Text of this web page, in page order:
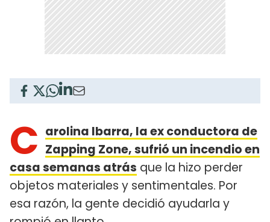
C arolina Ibarra, la ex conductora de
Zapping Zone, sufrió un incendio en
casa semanas atrás que la hizo perder
objetos materiales y sentimentales. Por
esa razón, la gente decidió ayudarla y